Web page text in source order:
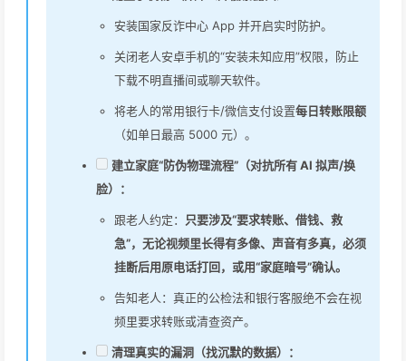
安装国家反诈中心 App 并开启实时防护。
关闭老人安卓手机的“安装未知应用”权限，防止
下载不明直播间或聊天软件。
将老人的常用银行卡/微信支付设置每日转账限额
（如单日最高 5000 元）。
建立家庭“防伪物理流程”（对抗所有 AI 拟声/换
脸）：
跟老人约定：
只要涉及“要求转账、借钱、救
急”，无论视频里长得有多像、声音有多真，必须
挂断后用原电话打回，或用“家庭暗号”确认。
告知老人：真正的公检法和银行客服绝不会在视
频里要求转账或清查资产。
清理真实的漏洞（找沉默的数据）：